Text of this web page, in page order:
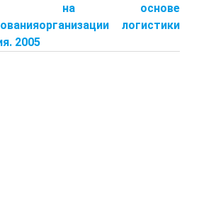
на основе
логистики
2005